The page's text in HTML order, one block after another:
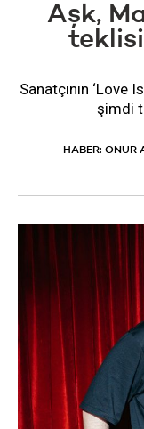
Aşk,
Sanatçının ‘Love
şimdi
HABER: ONUR